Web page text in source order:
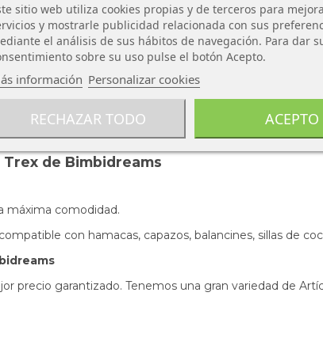
de Bimbidreams
máxima comodidad.
con hamacas, capazos, balancines, sillas de
precio garantizado. Tenemos una gran variedad de
sitio web utiliza cookies propias y de terceros para
y mostrarle publicidad relacionada con sus
el análisis de sus hábitos de navegación. Para dar
sobre su uso pulse el botón Acepto.
información Personalizar cookies
RECHAZAR TODO ACEPTO